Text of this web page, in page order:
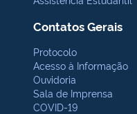
Contatos Gerais
Protocolo
Acesso à Informação
Ouvidoria
Sala de Imprensa
COVID-19